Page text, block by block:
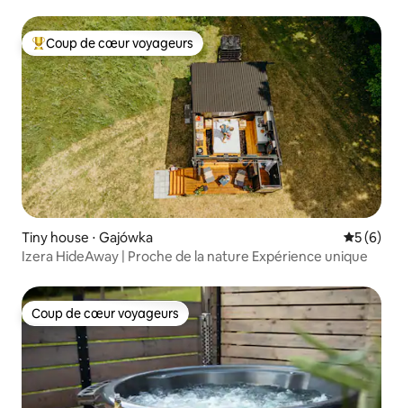
Coups de cœur voyageurs les plus appréciés
Coup de cœur voyageurs
Tiny house ⋅ Gajówka
5 (6)
Izera HideAway | Proche de la nature Expérience unique
Coup de cœur voyageurs
Coup de cœur voyageurs